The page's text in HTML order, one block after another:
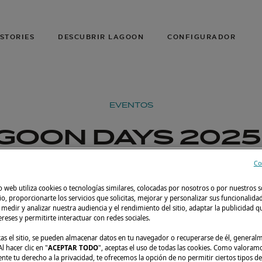
DESCUBRIR LAGOON CONFIGURADOR
EVENTOS
DAYS
junio de 2025 Stavoren, Países Bajos
web utiliza cookies o tecnologías similares, colocadas por nosotros o por nuestros
proporcionarte los servicios que solicitas, mejorar y personalizar sus
y analizar nuestra audiencia y el rendimiento del sitio, adaptar la publicidad
y permitirte interactuar con redes sociales.
el sitio, se pueden almacenar datos en tu navegador o recuperarse de él,
hacer clic en "ACEPTAR TODO", aceptas el uso de todas las cookies. Como
tu derecho a la privacidad, te ofrecemos la opción de no permitir ciertos tipos